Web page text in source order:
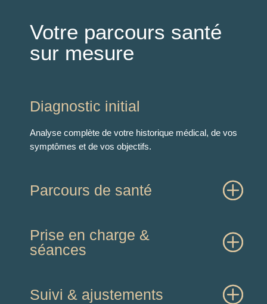
Votre parcours santé
sur mesure
Diagnostic initial
Analyse complète de votre historique médical, de vos
symptômes et de vos objectifs.
Parcours de santé
Prise en charge &
séances
Suivi & ajustements